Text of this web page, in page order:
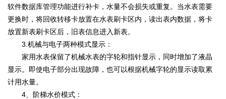
软件数据库管理功能进行补卡，水量不会损失或重复。当水表需要
更换时，将回收转移卡放置在水表刷卡区内，读出表内数据，将卡
放置新表刷卡区后，旧表信息进入新表。
3.机械与电子两种模式显示：
家用水表保留了机械水表的字轮和指针显示，同时增加了液晶
显示。即使电子部分出现故障，也可以根据机械字轮的显示读取累
计用水量。
4、阶梯水价模式：